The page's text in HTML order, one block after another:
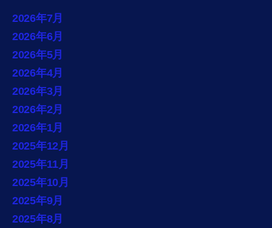
2026年7月
2026年6月
2026年5月
2026年4月
2026年3月
2026年2月
2026年1月
2025年12月
2025年11月
2025年10月
2025年9月
2025年8月